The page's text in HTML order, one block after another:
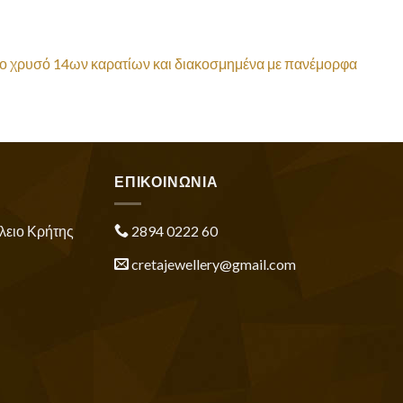
χρυσό 14ων καρατίων και διακοσμημένα με πανέμορφα
Κρήτης
ΕΠΙΚΟΙΝΩΝΙΑ
2894 0222 60
cretajewellery@gmail.com